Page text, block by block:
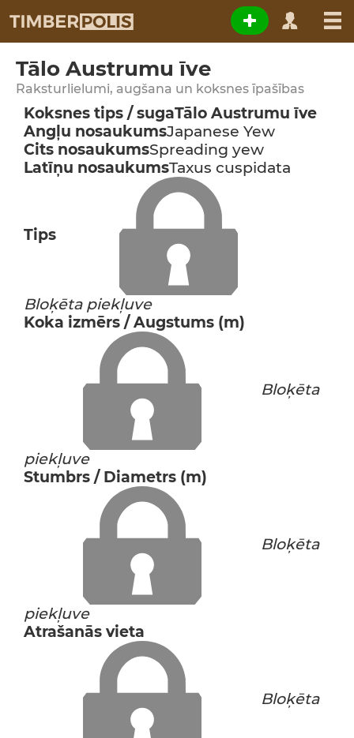
Tālo Austrumu īve
Raksturlielumi, augšana un koksnes īpašības
Koksnes tips / sugaTālo Austrumu īve
Angļu nosaukumsJapanese Yew
Cits nosaukumsSpreading yew
Latīņu nosaukumsTaxus cuspidata
Tips
Bloķēta piekļuve
Koka izmērs / Augstums (m)
Bloķēta
piekļuve
Stumbrs / Diametrs (m)
Bloķēta
piekļuve
Atrašanās vieta
Bloķēta